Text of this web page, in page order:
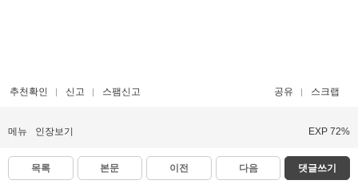
추천확인 신고 스팸신고 공유 스크랩
메뉴 인장보기 EXP 72%
목록 본문 이전 다음 댓글쓰기